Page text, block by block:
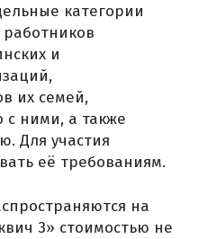
категории
и
их семей,
ними, а также
Для участия
её требованиям.
на
3» стоимостью не